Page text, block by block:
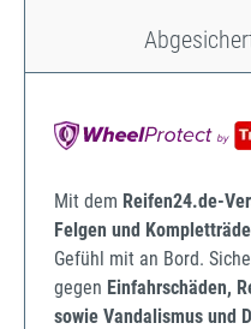
Mit dem Reifen24.de-
Felgen und
Gefühl mit an Bord.
gegen Einfahrschäden,
sowie Vandalismus und